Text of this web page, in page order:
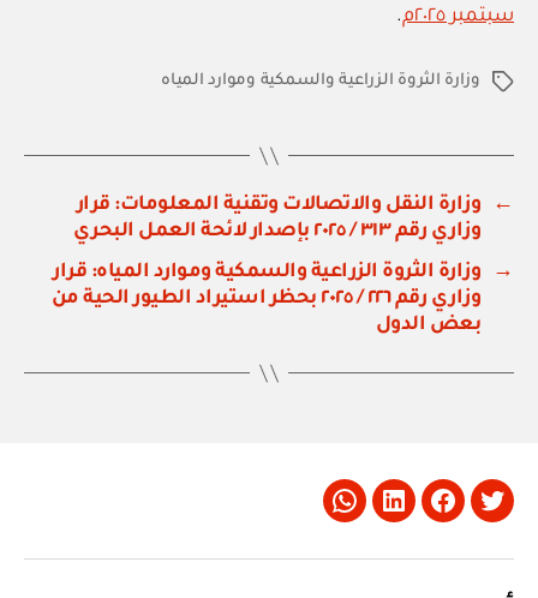
سبتمبر ٢٠٢٥م
.
الوسوموزارة الثروة الزراعية والسمكية وموارد المياه
←
وزارة النقل والاتصالات وتقنية المعلومات: قرار
وزاري رقم ٣١٣ / ٢٠٢٥ بإصدار لائحة العمل البحري
→
وزارة الثروة الزراعية والسمكية وموارد المياه: قرار
وزاري رقم ٢٢٦ / ٢٠٢٥ بحظر استيراد الطيور الحية من
بعض الدول
Twitter
Facebook
LinkedIn
Whatsapp